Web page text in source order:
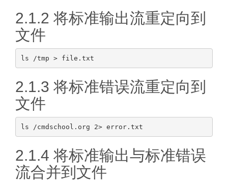
2.1.2 将标准输出流重定向到
文件
2.1.3 将标准错误流重定向到
文件
2.1.4 将标准输出与标准错误
流合并到文件